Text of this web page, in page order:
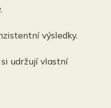
výsledky.
udržují vlastní